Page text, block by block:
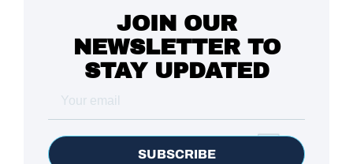
JOIN OUR
NEWSLETTER TO
STAY UPDATED
SUBSCRIBE